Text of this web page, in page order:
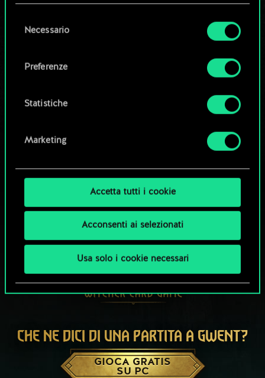
Tutti i dettagli su come utilizziamo i cookie e su
disponibili nel menu "Impostazioni" qui sotto.
delNecessario
Preferenze
Statistiche
Marketing
Accetta tutti i cookie
Acconsenti ai selezionati
Usa solo i cookie necessari
Esplora i mazzi della community
CHE NE DICI DI UNA PARTITA A GWENT?
GIOCA GRATIS
SU PC